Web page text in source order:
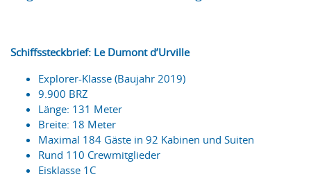
Schiffssteckbrief: Le Dumont d’Urville
Explorer-Klasse (Baujahr 2019)
9.900 BRZ
Länge: 131 Meter
Breite: 18 Meter
Maximal 184 Gäste in 92 Kabinen und Suiten
Rund 110 Crewmitglieder
Eisklasse 1C